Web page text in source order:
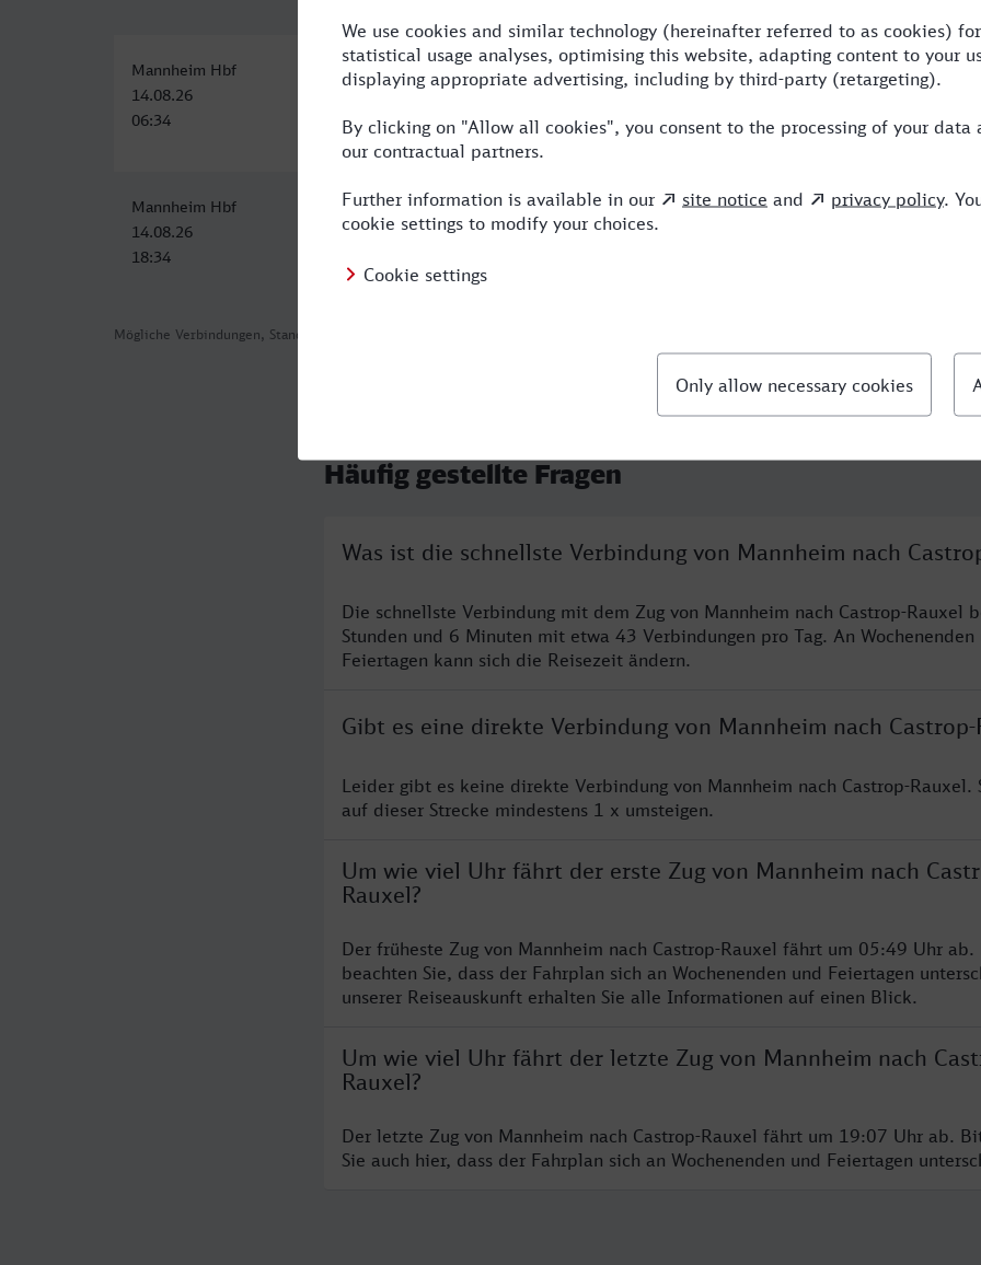
Mögliche Verbindungen, Stand: 2026-07-31 03:34
Mannheim Hbf
14.08.26
06:34
Castrop-Rauxel Hbf
14.08.26
09:43
3:09 RB,ICE
Mannheim Hbf
14.08.26
18:34
Castrop-Rauxel Hbf
14.08.26
3:09 1 RB,ICE
Häufig gestellte Fragen
Was ist die schnellste Verbindung von Mannheim nach
Die schnellste Verbindung mit dem Zug von Mannheim nach Castrop-Rauxel
Stunden und 6 Minuten mit etwa 43 Verbindungen pro Tag. An Wochenenden
Feiertagen kann sich die Reisezeit ändern.
Gibt es eine direkte Verbindung von Mannheim nach Castrop-
Leider gibt es keine direkte Verbindung von Mannheim nach Castrop-Rauxel.
auf dieser Strecke mindestens 1 x umsteigen.
Um wie viel Uhr fährt der erste Zug von Mannheim nach
Rauxel?
Der früheste Zug von Mannheim nach Castrop-Rauxel fährt um 05:49 Uhr
beachten Sie, dass der Fahrplan sich an Wochenenden und Feiertagen
unserer Reiseauskunft erhalten Sie alle Informationen auf einen Blick.
Um wie viel Uhr fährt der letzte Zug von Mannheim nach
Rauxel?
Der letzte Zug von Mannheim nach Castrop-Rauxel fährt um 19:07 Uhr ab.
Sie auch hier, dass der Fahrplan sich an Wochenenden und Feiertagen